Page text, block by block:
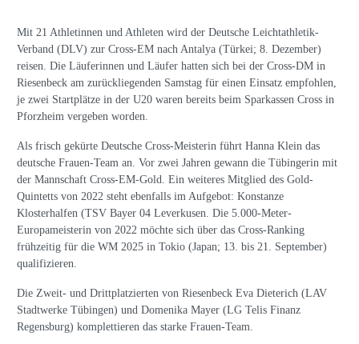
Mit 21 Athletinnen und Athleten wird der Deutsche Leichtathletik-
Verband (DLV) zur Cross-EM nach Antalya (Türkei; 8. Dezember)
reisen. Die Läuferinnen und Läufer hatten sich bei der Cross-DM in
Riesenbeck am zurückliegenden Samstag für einen Einsatz empfohlen,
je zwei Startplätze in der U20 waren bereits beim Sparkassen Cross in
Pforzheim vergeben worden.
Als frisch gekürte Deutsche Cross-Meisterin führt Hanna Klein das
deutsche Frauen-Team an. Vor zwei Jahren gewann die Tübingerin mit
der Mannschaft Cross-EM-Gold. Ein weiteres Mitglied des Gold-
Quintetts von 2022 steht ebenfalls im Aufgebot: Konstanze
Klosterhalfen (TSV Bayer 04 Leverkusen. Die 5.000-Meter-
Europameisterin von 2022 möchte sich über das Cross-Ranking
frühzeitig für die WM 2025 in Tokio (Japan; 13. bis 21. September)
qualifizieren.
Die Zweit- und Drittplatzierten von Riesenbeck Eva Dieterich (LAV
Stadtwerke Tübingen) und Domenika Mayer (LG Telis Finanz
Regensburg) komplettieren das starke Frauen-Team.